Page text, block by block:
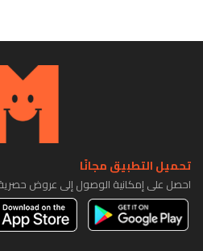
تحميل التطبيق مجانًا
احصل على إمكانية الوصول إلى عروض